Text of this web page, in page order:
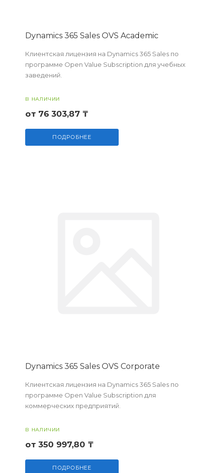
Dynamics 365 Sales OVS Academic
Клиентская лицензия на Dynamics 365 Sales по
программе Open Value Subscription для учебных
заведений.
В НАЛИЧИИ
от 76 303,87 ₸
ПОДРОБНЕЕ
Dynamics 365 Sales OVS Corporate
Клиентская лицензия на Dynamics 365 Sales по
программе Open Value Subscription для
коммерческих предприятий.
В НАЛИЧИИ
от 350 997,80 ₸
ПОДРОБНЕЕ